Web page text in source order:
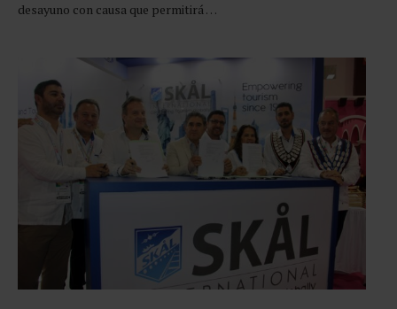
desayuno con causa que permitirá …